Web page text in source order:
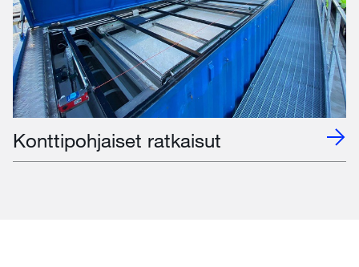
Konttipohjaiset ratkaisut